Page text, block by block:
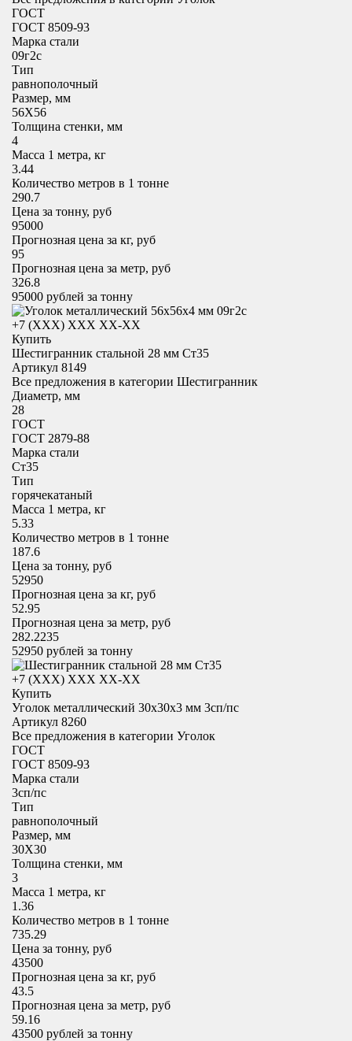
ГОСТ
ГОСТ 8509-93
Марка стали
09г2с
Тип
равнополочный
Размер, мм
56X56
Толщина стенки, мм
4
Масса 1 метра, кг
3.44
Количество метров в 1 тонне
290.7
Цена за тонну, руб
95000
Прогнозная цена за кг, руб
95
Прогнозная цена за метр, руб
326.8
95000 рублей за тонну
+7 (XXX) ХХХ ХХ-ХХ
Купить
Шестигранник стальной 28 мм Ст35
Артикул 8149
Все предложения в категории Шестигранник
Диаметр, мм
28
ГОСТ
ГОСТ 2879-88
Марка стали
Ст35
Тип
горячекатаный
Масса 1 метра, кг
5.33
Количество метров в 1 тонне
187.6
Цена за тонну, руб
52950
Прогнозная цена за кг, руб
52.95
Прогнозная цена за метр, руб
282.2235
52950 рублей за тонну
+7 (XXX) ХХХ ХХ-ХХ
Купить
Уголок металлический 30x30х3 мм 3сп/пс
Артикул 8260
Все предложения в категории Уголок
ГОСТ
ГОСТ 8509-93
Марка стали
3сп/пс
Тип
равнополочный
Размер, мм
30X30
Толщина стенки, мм
3
Масса 1 метра, кг
1.36
Количество метров в 1 тонне
735.29
Цена за тонну, руб
43500
Прогнозная цена за кг, руб
43.5
Прогнозная цена за метр, руб
59.16
43500 рублей за тонну